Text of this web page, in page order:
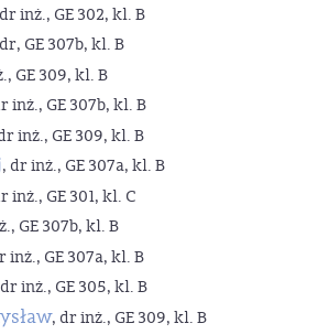
inż., GE 302, kl. B
GE 307b, kl. B
GE 309, kl. B
inż., GE 307b, kl. B
inż., GE 309, kl. B
, dr inż., GE 307a, kl. B
inż., GE 301, kl. C
GE 307b, kl. B
inż., GE 307a, kl. B
inż., GE 305, kl. B
, dr inż., GE 309, kl. B